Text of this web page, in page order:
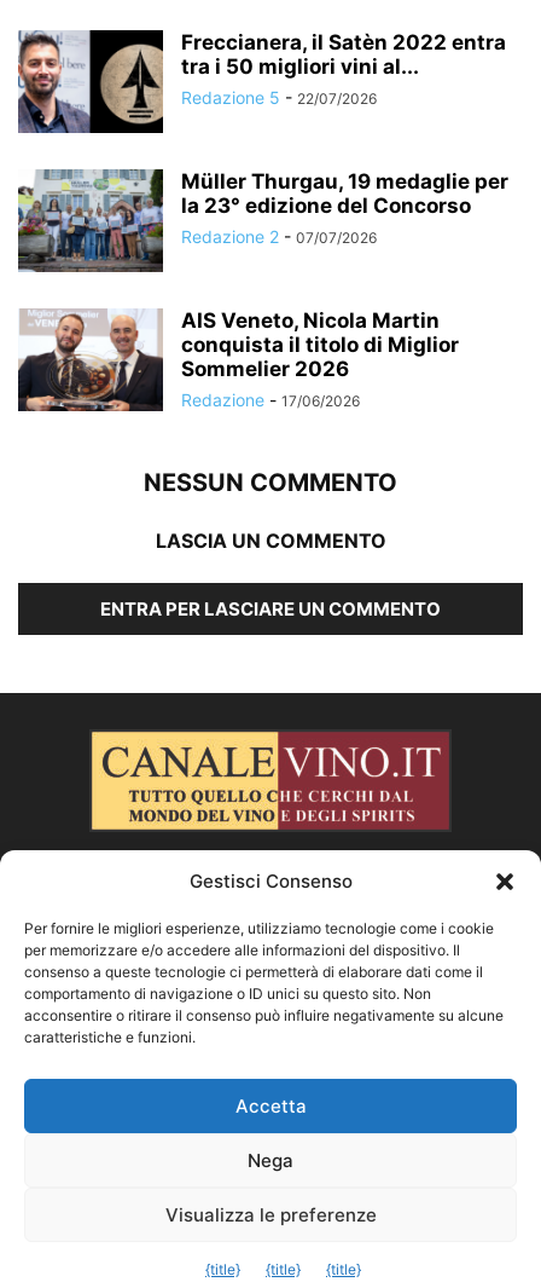
Freccianera, il Satèn 2022 entra
tra i 50 migliori vini al...
Redazione 5 - 22/07/2026
Müller Thurgau, 19 medaglie per
la 23° edizione del Concorso
Redazione 2 - 07/07/2026
AIS Veneto, Nicola Martin
conquista il titolo di Miglior
Sommelier 2026
Redazione - 17/06/2026
NESSUN COMMENTO
LASCIA UN COMMENTO
ENTRA PER LASCIARE UN COMMENTO
CHI SIAMO
SEGUICI
Facebook
Vimeo
©
Gestisci Consenso
Per fornire le migliori esperienze, utilizziamo tecnologie come i cookie
per memorizzare e/o accedere alle informazioni del dispositivo. Il
consenso a queste tecnologie ci permetterà di elaborare dati come il
comportamento di navigazione o ID unici su questo sito. Non
acconsentire o ritirare il consenso può influire negativamente su alcune
caratteristiche e funzioni.
Accetta
Nega
Visualizza le preferenze
{title} {title} {title}
Exit mobile version